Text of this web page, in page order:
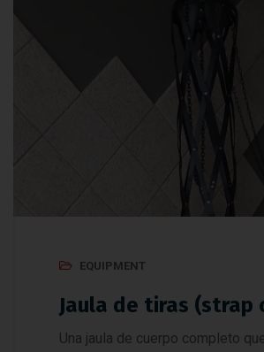
EQUIPMENT
Jaula de tiras (strap
Una jaula de cuerpo completo